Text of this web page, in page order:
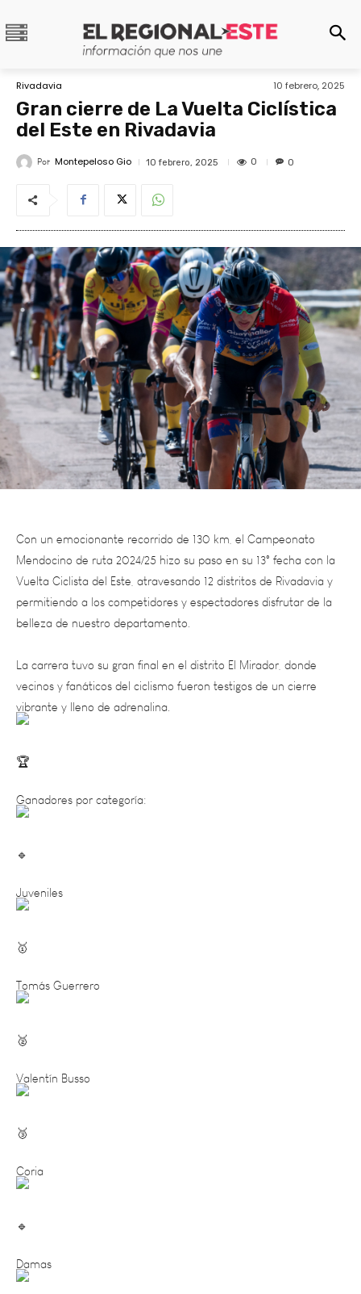
Rivadavia 10 febrero, 2025
Gran cierre de La Vuelta Ciclística
del Este en Rivadavia
Por Montepeloso Gio 10 febrero, 2025 0 0
Con un emocionante recorrido de 130 km, el Campeonato
Mendocino de ruta 2024/25 hizo su paso en su 13° fecha con la
Vuelta Ciclista del Este, atravesando 12 distritos de Rivadavia y
permitiendo a los competidores y espectadores disfrutar de la
belleza de nuestro departamento.
La carrera tuvo su gran final en el distrito El Mirador, donde
vecinos y fanáticos delciclismo fueron testigos de un cierre
vibrante y lleno de adrenalina.
Ganadores por categoría:
Juveniles
Tomás Guerrero
Valentín Busso
Coria
Damas